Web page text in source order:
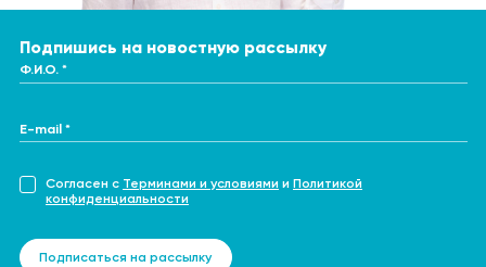
Подпишись на новостную рассылку
Ф.И.О. *
E-mail *
Согласен с Терминами и условиями и Политикой
конфиденциальности
Подписаться на рассылку